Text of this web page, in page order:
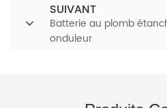
SUIVANT
Batterie au plomb
onduleur